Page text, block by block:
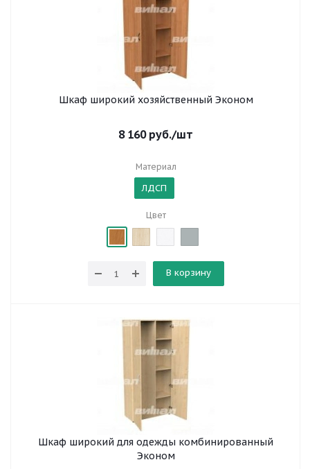
Шкаф широкий хозяйственный Эконом
8 160руб./шт
Материал
ЛДСП
Цвет
В корзину
Шкаф широкий для одежды комбинированный
Эконом